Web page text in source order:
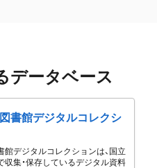
データベース
書館デジタルコレクシ
館デジタルコレクションは、国立
収集・保存しているデジタル資料